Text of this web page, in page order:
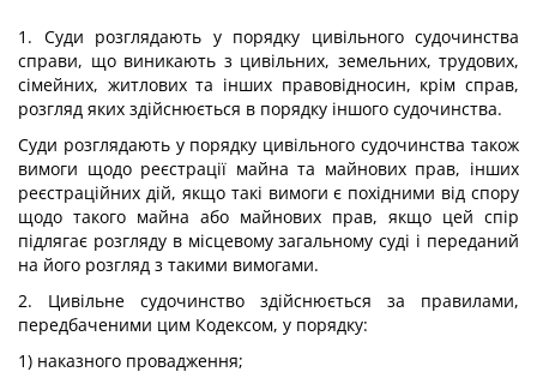
1. Суди розглядають у порядку цивільного судочинства
справи, що виникають з цивільних, земельних, трудових,
сімейних, житлових та інших правовідносин, крім справ,
розгляд яких здійснюється в порядку іншого судочинства.
Суди розглядають у порядку цивільного судочинства також
вимоги щодо реєстрації майна та майнових прав, інших
реєстраційних дій, якщо такі вимоги є похідними від спору
щодо такого майна або майнових прав, якщо цей спір
підлягає розгляду в місцевому загальному суді і переданий
на його розгляд з такими вимогами.
2. Цивільне судочинство здійснюється за правилами,
передбаченими цим Кодексом, у порядку:
1) наказного провадження;